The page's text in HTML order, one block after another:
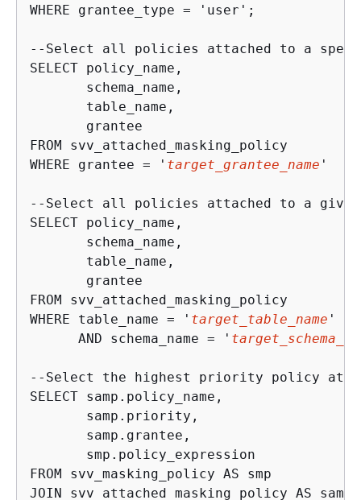
WHERE grantee_type = 'user';
--Select all policies attached to a
SELECT policy_name,
       schema_name,
       table_name,
       grantee
FROM svv_attached_masking_policy
WHERE grantee = ' target_grantee_name
--Select all policies attached to a
SELECT policy_name,
       schema_name,
       table_name,
       grantee
FROM svv_attached_masking_policy
WHERE table_name = ' target_table_name '
      AND schema_name = '
--Select the highest priority policy
SELECT samp.policy_name,
       samp.priority,
       samp.grantee,
       smp.policy_expression
FROM svv_masking_policy AS smp
JOIN svv_attached_masking_policy AS samp